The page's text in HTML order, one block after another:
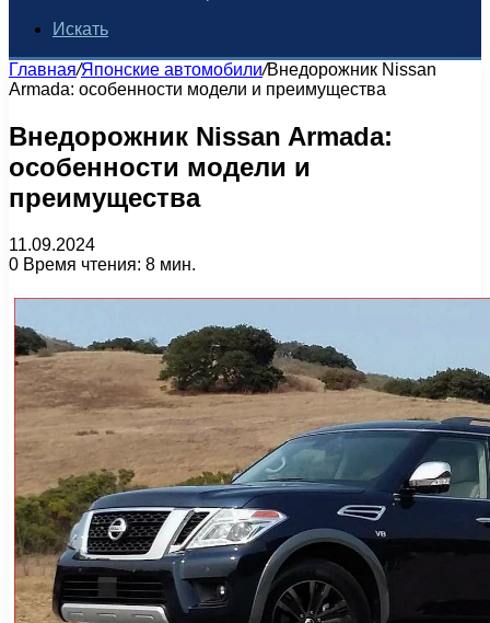
Искать
Главная/Японские автомобили/Внедорожник Nissan
Armada: особенности модели и преимущества
Внедорожник Nissan Armada:
особенности модели и
преимущества
11.09.2024
0 Время чтения: 8 мин.